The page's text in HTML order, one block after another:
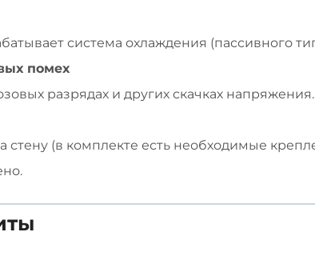
система охлаждения (пассивного
помех
разрядах и других скачках напряжения.
(в комплекте есть необходимые